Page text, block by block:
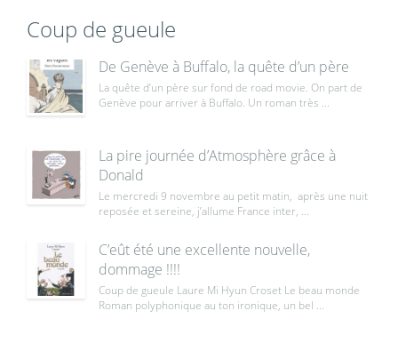
Coup de gueule
De Genève à Buffalo, la quête d’un père
La quête d’un père sur fond de road movie. On part de
Genève pour arriver à Buffalo. Un roman très ...
La pire journée d’Atmosphère grâce à
Donald
Le mercredi 9 novembre au petit matin, après une nuit
reposée et sereine, j’allume France inter, ...
C’eût été une excellente nouvelle,
dommage !!!!
Coup de gueule Laure Mi Hyun Croset Le beau monde
Roman polyphonique au ton ironique, un bel ...